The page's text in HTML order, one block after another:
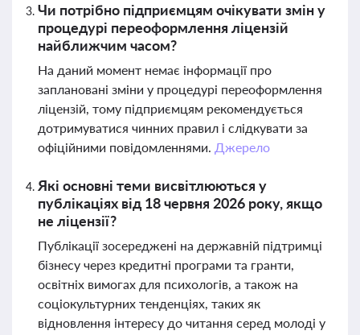
Чи потрібно підприємцям очікувати змін у
процедурі переоформлення ліцензій
найближчим часом?
На даний момент немає інформації про
заплановані зміни у процедурі переоформлення
ліцензій, тому підприємцям рекомендується
дотримуватися чинних правил і слідкувати за
офіційними повідомленнями. Джерело
Які основні теми висвітлюються у
публікаціях від 18 червня 2026 року, якщо
не ліцензії?
Публікації зосереджені на державній підтримці
бізнесу через кредитні програми та гранти,
освітніх вимогах для психологів, а також на
соціокультурних тенденціях, таких як
відновлення інтересу до читання серед молоді у